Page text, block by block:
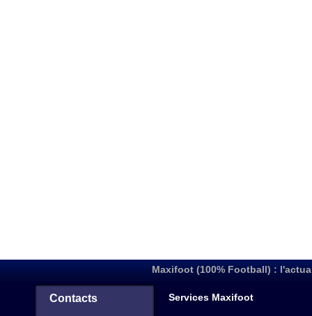
Maxifoot (100% Football) :
Contacts Services Maxifoot